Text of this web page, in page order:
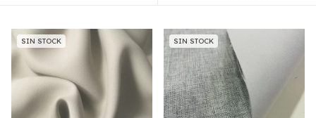
SIN STOCK SIN STOCK